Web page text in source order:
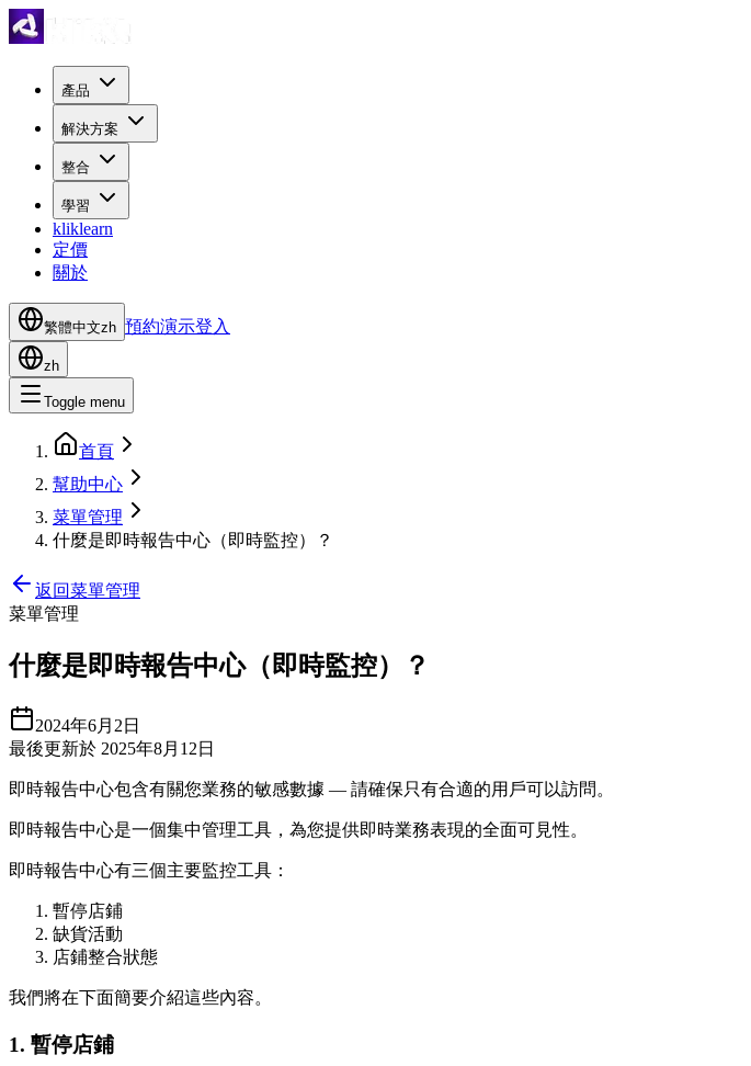
產品
解決方案
整合
學習
kliklearn
定價
關於
繁體中文zh 預約演示登入
zh
Toggle menu
首頁
幫助中心
菜單管理
什麼是即時報告中心（即時監控）？
返回菜單管理
菜單管理
什麼是即時報告中心（即時監控）？
2024年6月2日
最後更新於 2025年8月12日
即時報告中心包含有關您業務的敏感數據 — 請確保只有合適的用戶可以訪問。
即時報告中心是一個集中管理工具，為您提供即時業務表現的全面可見性。
即時報告中心有三個主要監控工具：
暫停店鋪
缺貨活動
店鋪整合狀態
我們將在下面簡要介紹這些內容。
1. 暫停店鋪